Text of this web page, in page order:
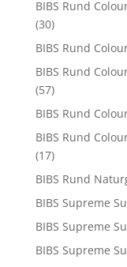
BIBS Rund
(30)
BIBS Rund
BIBS Rund
(57)
BIBS Rund
BIBS Rund
(17)
BIBS Rund
BIBS Supreme
BIBS Supreme
BIBS Supreme